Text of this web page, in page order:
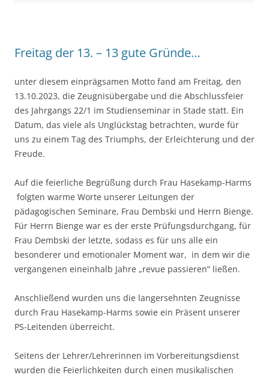
Freitag der 13. – 13 gute Gründe…
unter diesem einprägsamen Motto fand am Freitag, den
13.10.2023, die Zeugnisübergabe und die Abschlussfeier
des Jahrgangs 22/1 im Studienseminar in Stade statt. Ein
Datum, das viele als Unglückstag betrachten, wurde für
uns zu einem Tag des Triumphs, der Erleichterung und der
Freude.
Auf die feierliche Begrüßung durch Frau Hasekamp-Harms
folgten warme Worte unserer Leitungen der
pädagogischen Seminare, Frau Dembski und Herrn Bienge.
Für Herrn Bienge war es der erste Prüfungsdurchgang, für
Frau Dembski der letzte, sodass es für uns alle ein
besonderer und emotionaler Moment war, in dem wir die
vergangenen eineinhalb Jahre „revue passieren“ ließen.
Anschließend wurden uns die langersehnten Zeugnisse
durch Frau Hasekamp-Harms sowie ein Präsent unserer
PS-Leitenden überreicht.
Seitens der Lehrer/Lehrerinnen im Vorbereitungsdienst
wurden die Feierlichkeiten durch einen musikalischen